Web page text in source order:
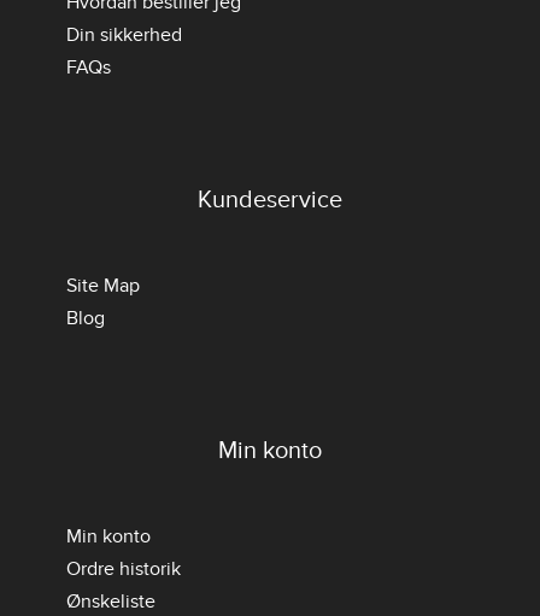
Din sikkerhed
FAQs
Kundeservice
Site Map
Blog
Min konto
Min konto
Ordre historik
Ønskeliste